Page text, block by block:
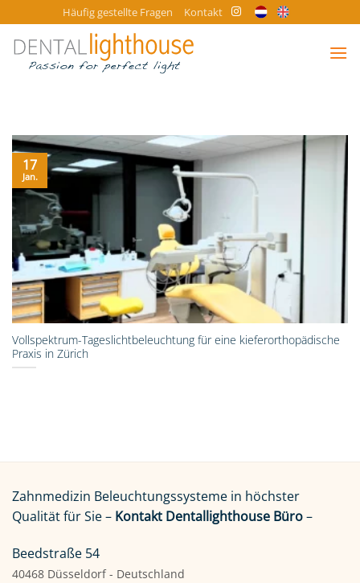
Inhalt
springen
Häufig gestellte Fragen Kontakt
Vollspektrum-Tageslichtbeleuchtung für eine kieferorthopädische
Praxis in Zürich
17
Jan.
Zahnmedizin Beleuchtungssysteme in höchster
Qualität für Sie – Kontakt Dentallighthouse Büro–
Beedstraße 54
40468 Düsseldorf - Deutschland